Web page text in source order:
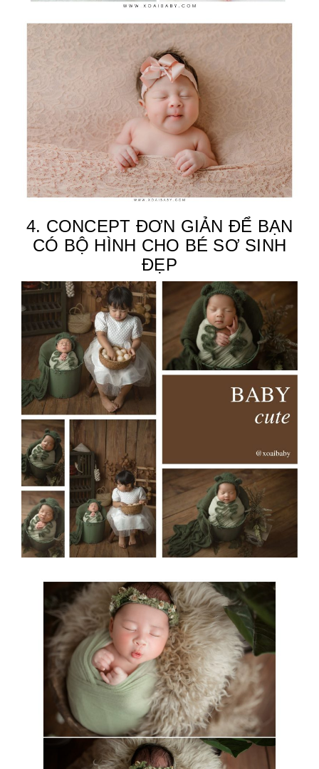
4. CONCEPT ĐƠN GIẢN ĐỂ BẠN
CÓ BỘ HÌNH CHO BÉ SƠ SINH
ĐẸP